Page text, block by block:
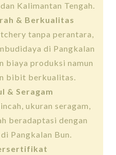
Kalimantan Tengah.
& Berkualitas
tanpa perantara,
di Pangkalan
biaya produksi namun
bibit berkualitas.
& Seragam
ukuran seragam,
beradaptasi dengan
Pangkalan Bun.